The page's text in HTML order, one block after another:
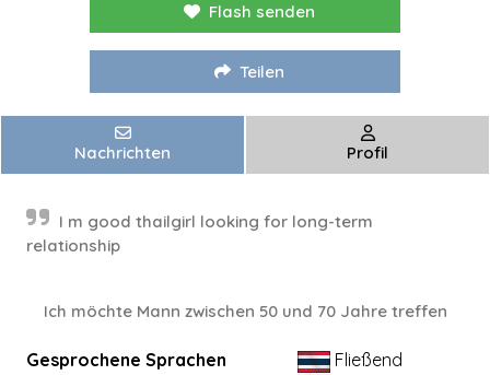
Flash senden
Teilen
Nachrichten Profil
I m good thailgirl looking for long-term
relationship
Ich möchte Mann zwischen 50 und 70 Jahre treffen
Gesprochene Sprachen
Fließend